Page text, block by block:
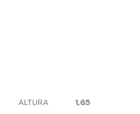
ALTURA 1,65